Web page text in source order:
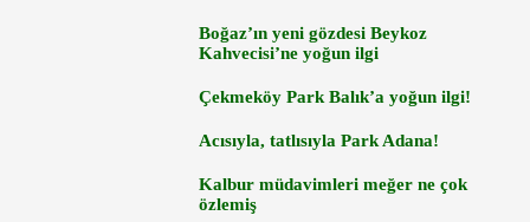
Boğaz’ın yeni gözdesi Beykoz
Kahvecisi’ne yoğun ilgi
Çekmeköy Park Balık’a yoğun ilgi!
Acısıyla, tatlısıyla Park Adana!
Kalbur müdavimleri meğer ne çok
özlemiş